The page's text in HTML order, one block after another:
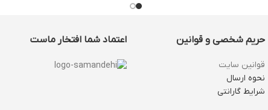
حریم شخصی و قوانین
قوانین سایت
نحوه ارسال
شرایط گارانتی
اعتماد شما افتخار ماست